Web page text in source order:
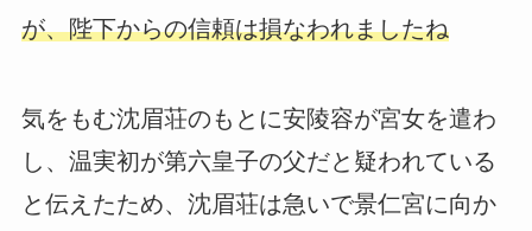
が、陛下からの信頼は損なわれましたね
気をもむ沈眉荘のもとに安陵容が宮女を遣わ
し、温実初が第六皇子の父だと疑われている
と伝えたため、沈眉荘は急いで景仁宮に向か